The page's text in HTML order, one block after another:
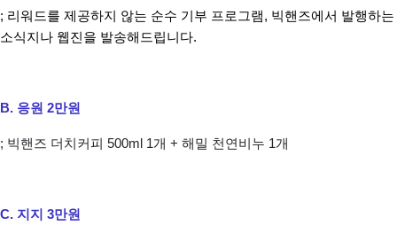
; 리워드를 제공하지 않는 순수 기부 프로그램, 빅핸즈에서 발행하는
소식지나 웹진을 발송해드립니다.
B. 응원 2만원
; 빅핸즈 더치커피 500ml 1개 + 해밀 천연비누 1개
C. 지지 3만원